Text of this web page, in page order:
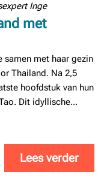
Inge
met
samen met haar gezin
Thailand. Na 2,5
hoofdstuk van hun
Dit idyllische...
Lees verder